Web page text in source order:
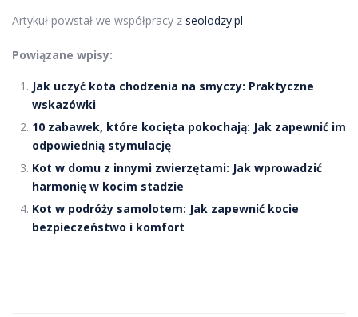
Artykuł powstał we współpracy z seolodzy.pl
Powiązane wpisy:
Jak uczyć kota chodzenia na smyczy: Praktyczne
wskazówki
10 zabawek, które kocięta pokochają: Jak zapewnić im
odpowiednią stymulację
Kot w domu z innymi zwierzętami: Jak wprowadzić
harmonię w kocim stadzie
Kot w podróży samolotem: Jak zapewnić kocie
bezpieczeństwo i komfort